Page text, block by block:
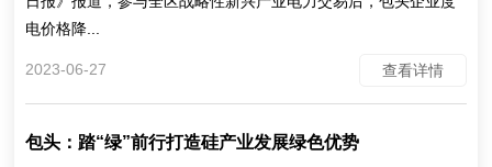
电价格降...
2023-06-27 查看详情
包头：踏“绿”前行打造硅产业发展绿色优势